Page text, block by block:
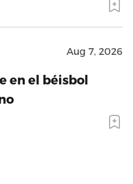
Aug 7, 2026
en el béisbol